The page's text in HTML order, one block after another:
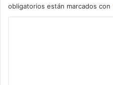
obligatorios están marcados con